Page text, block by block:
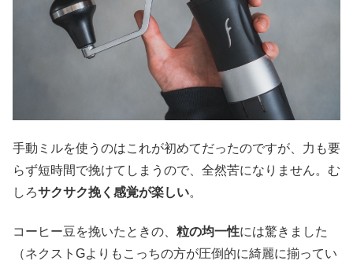
手動ミルを使うのはこれが初めてだったのですが、力も要
らず短時間で挽けてしまうので、全然苦になりません。む
しろサクサク挽く感覚が楽しい。
コーヒー豆を挽いたときの、 粒の均一性には驚きました
（ネクストGよりもこっちの方が圧倒的に綺麗に揃ってい